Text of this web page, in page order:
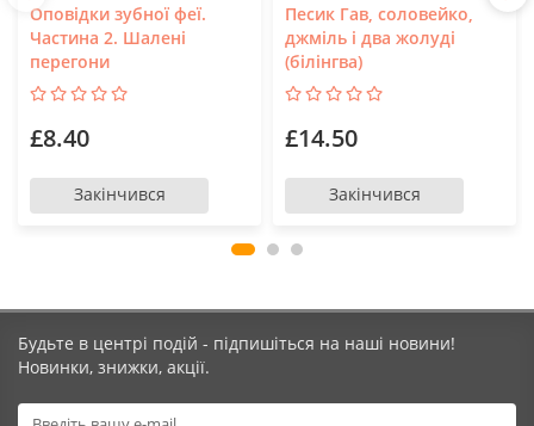
Оповідки зубної феї.
Частина 2. Шалені
перегони
£8.40
Закінчився
Песик Гав, соловейко,
джміль і два жолуді
(білінгва)
£14.50
Закінчився
Будьте в центрі подій - підпишіться на наші новини!
Новинки, знижки, акції.